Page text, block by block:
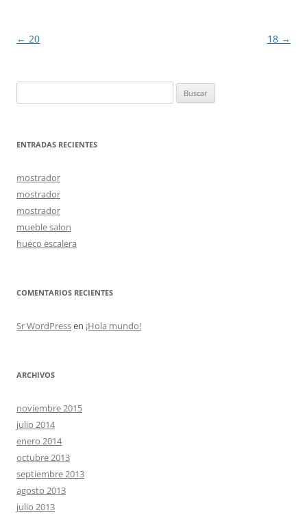
Navegación
← 20 18 →
ENTRADAS RECIENTES
mostrador
mostrador
mostrador
mueble salon
hueco escalera
COMENTARIOS RECIENTES
Sr WordPressen ¡Hola mundo!
ARCHIVOS
noviembre 2015
julio 2014
enero 2014
octubre 2013
septiembre 2013
agosto 2013
julio 2013